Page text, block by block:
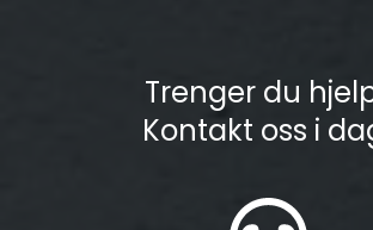
Trenger du
Kontakt oss i